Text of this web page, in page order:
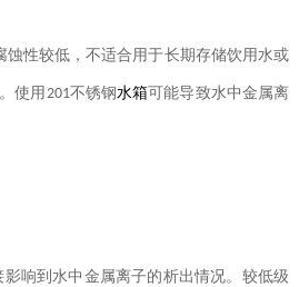
蚀性较低，不适合用于长期存储饮用水或
使用 201不锈钢水箱可能导致水中金属离
响到水中金属离子的析出情况。较低级